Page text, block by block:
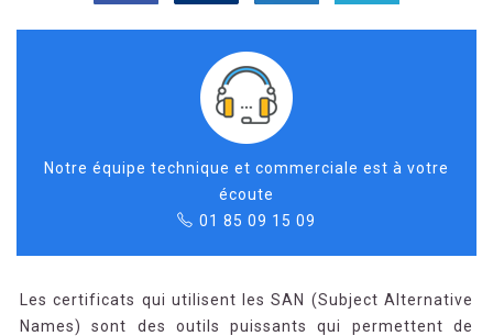
Notre équipe technique et commerciale est à votre
écoute
01 85 09 15 09
Les certificats qui utilisent les SAN (Subject Alternative
Names) sont des outils puissants qui permettent de